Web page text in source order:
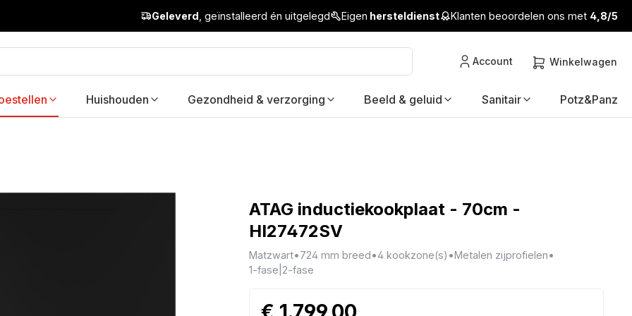
Geleverd , geïnstalleerd én uitgelegd Eigen hersteldienst Klanten beoordelen ons met 4,8/5
Account Winkelwagen
Huishouden Gezondheid & verzorging Beeld & geluid Sanitair Potz&Panz
ATAG inductiekookplaat - 70cm -
HI27472SV
Matzwart•724 mm breed•4 kookzone(s) •Metalen zijprofielen•
1-fase|2-fase